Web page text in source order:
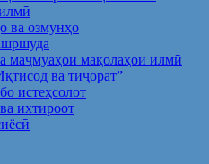
ва озмунҳо
маҷмӯаҳои мақолаҳои илмӣ
ва тиҷорат”
истеҳсолот
ихтироот